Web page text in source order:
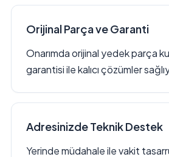
Orijinal Parça ve Garanti
Onarımda orijinal yedek parça
garantisi ile kalıcı çözümler
Adresinizde Teknik Destek
Yerinde müdahale ile vakit